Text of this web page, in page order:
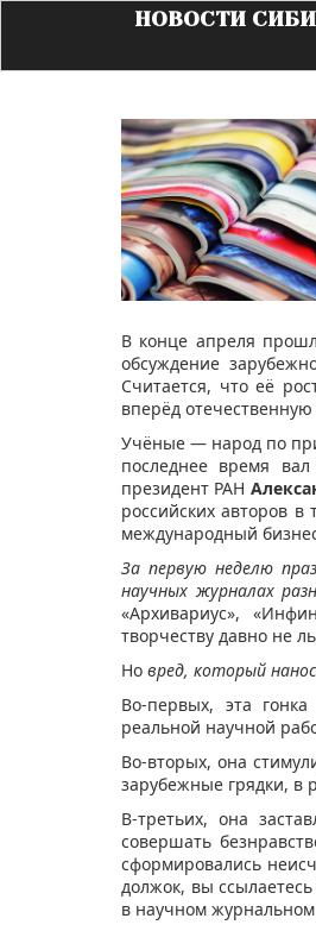
НОВОСТИ
В конце апреля
обсуждение
Считается, что её
вперёд отечественную
Учёные — народ по
последнее время
президент РАН
российских авторов
международный
За первую неделю
научных журналах
«Архивариус»,
творчеству давно не
Но вред, который
Во-первых, эта
реальной научной
Во-вторых, она
зарубежные грядки, в
В-третьих, она
совершать
сформировались
должок, вы
в научном журнальном